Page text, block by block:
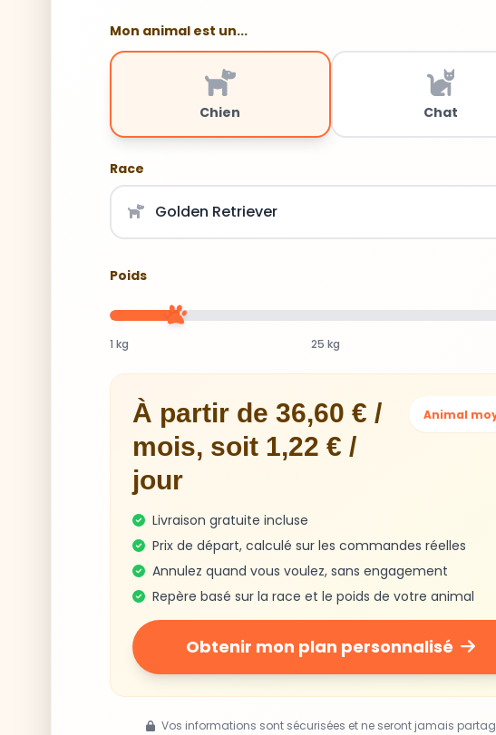
Mon animal est un...
Chien Chat
Race
Poids
1 kg 25 kg
À partir de 36,60 € /
mois, soit 1,22 € /
jour
Animal
Livraison gratuite incluse
Prix de départ, calculé sur les commandes réelles
Annulez quand vous voulez, sans engagement
Repère basé sur la race et le poids de votre animal
Obtenir mon plan personnalisé
Vos informations sont sécurisées et ne seront jamais